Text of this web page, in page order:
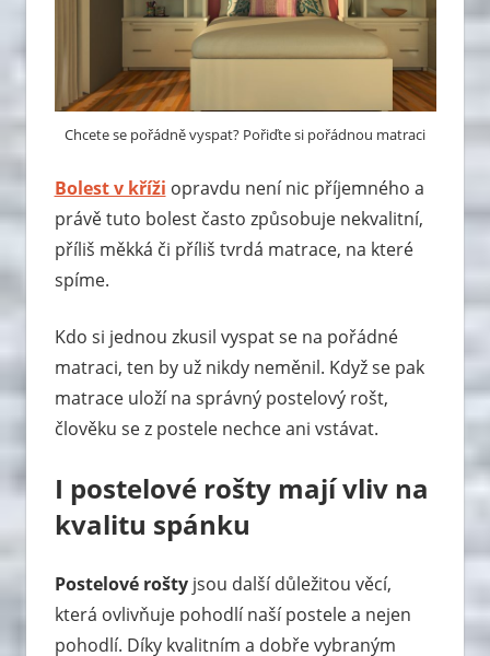
Chcete se pořádně vyspat? Pořiďte si pořádnou matraci
Bolest v kříži opravdu není nic příjemného a
právě tuto bolest často způsobuje nekvalitní,
příliš měkká či příliš tvrdá matrace, na které
spíme.
Kdo si jednou zkusil vyspat se na pořádné
matraci, ten by už nikdy neměnil. Když se pak
matrace uloží na správný postelový rošt,
člověku se z postele nechce ani vstávat.
I postelové rošty mají vliv na
kvalitu spánku
Postelové roštyjsou další důležitou věcí,
která ovlivňuje pohodlí naší postele a nejen
pohodlí. Díky kvalitním a dobře vybraným